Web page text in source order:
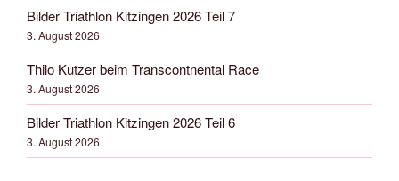
Bilder Triathlon Kitzingen 2026 Teil 7
3. August 2026
Thilo Kutzer beim Transcontnental Race
3. August 2026
Bilder Triathlon Kitzingen 2026 Teil 6
3. August 2026